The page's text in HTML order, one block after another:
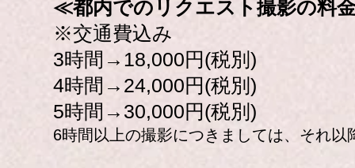
≪都内でのリクエスト撮影の料
※交通費込み
3時間→18,000円(税別)
4時間→24,000円(税別)
5時間→30,000円(税別)
6時間以上の撮影につきましては、それ